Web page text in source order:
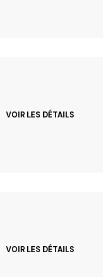
VOIR LES DÉTAILS
VOIR LES DÉTAILS